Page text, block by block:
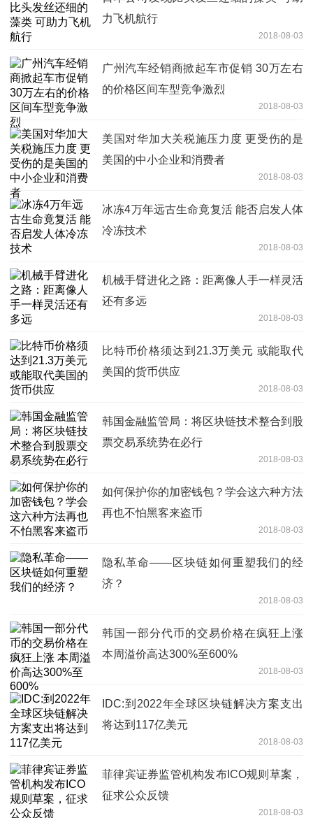
力飞机航行
2018-08-03
广州汽车经销商掀起车市促销 30万左右
的价格区间车型竞争激烈
2018-08-03
美国对华加大关税施压力度 更受伤的是
美国的中小企业和消费者
2018-08-03
冰冻4万年远古生命竟复活 能否启发人体
冷冻技术
2018-08-03
机械手臂进化之路：距离像人手一样灵活
还有多远
2018-08-03
比特币价格须达到21.3万美元 或能取代
美国的货币供应
2018-08-03
韩国金融监管局：将区块链技术整合到股
票交易系统势在必行
2018-08-03
如何保护你的加密钱包？学会这六种方法
再也不怕黑客来盗币
2018-08-03
隐私革命——区块链如何重塑我们的经
济？
2018-08-03
韩国一部分代币的交易价格在疯狂上涨
本周溢价高达300%至600%
2018-08-03
IDC:到2022年全球区块链解决方案支出
将达到117亿美元
2018-08-03
菲律宾证券监管机构发布ICO规则草案，
征求公众反馈
2018-08-03